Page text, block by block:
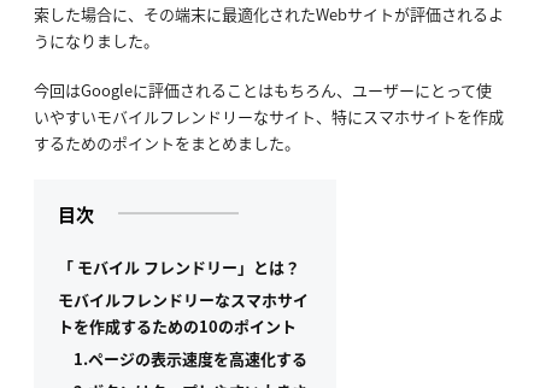
索した場合に、その端末に最適化されたWebサイトが評価されるよ
うになりました。
今回はGoogleに評価されることはもちろん、ユーザーにとって使
いやすいモバイルフレンドリーなサイト、特にスマホサイトを作成
するためのポイントをまとめました。
目次
「 モバイル フレンドリー」とは？
モバイルフレンドリーなスマホサイ
トを作成するための10のポイント
1.ページの表示速度を高速化する